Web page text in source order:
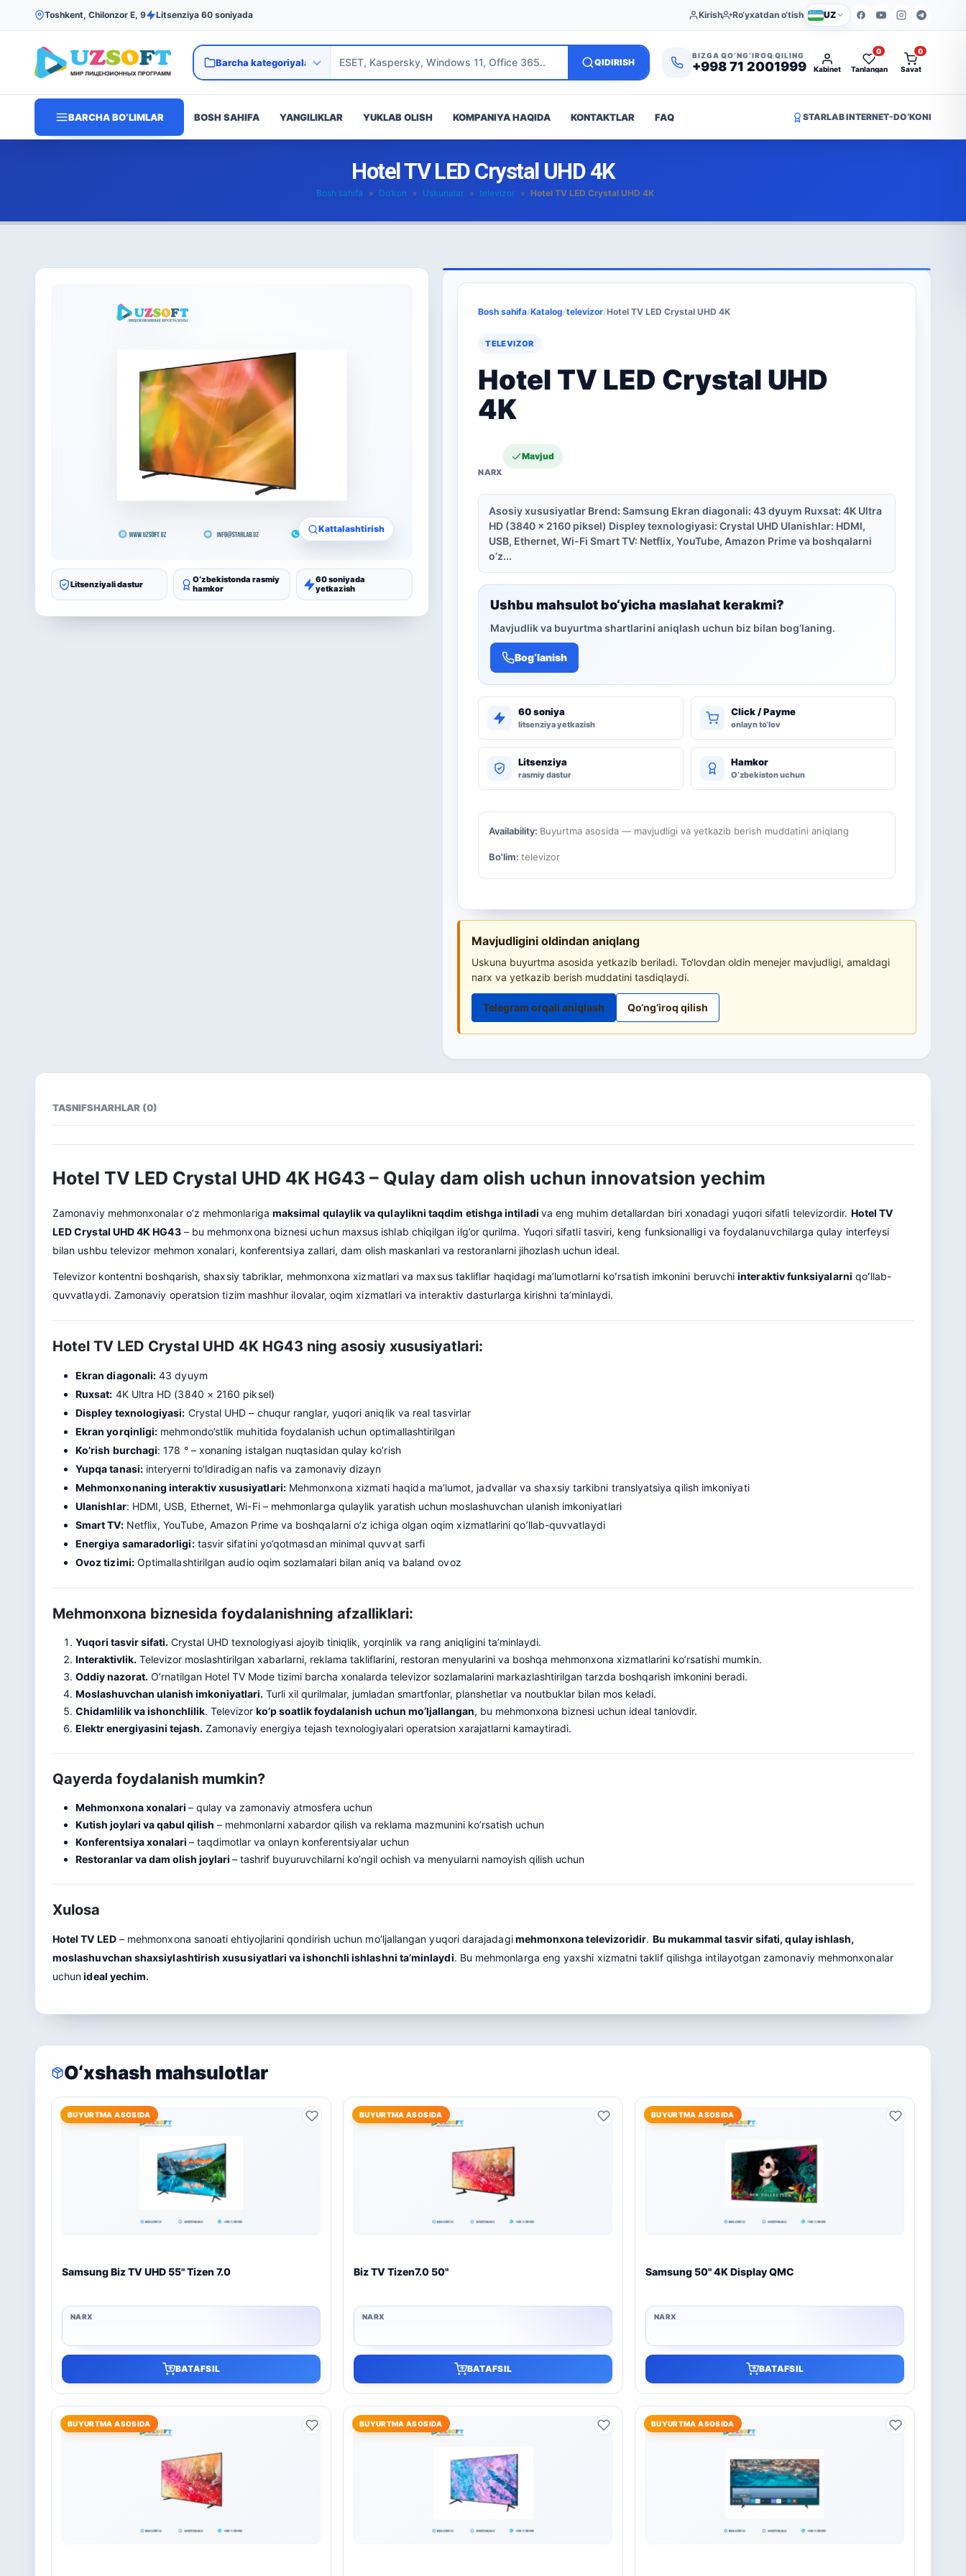
Toshkent, Chilonzor E, 9 Litsenziya 60 soniyada Kirish Ro‘yxatdan o‘tish UZ
QIDIRISH
BIZGA QO‘NG‘IROQ QILING
+998 71 2001999 Kabinet Tanlangan
0
Savat
0
BARCHA BO‘LIMLAR BOSH SAHIFA YANGILIKLAR YUKLAB OLISH KOMPANIYA HAQIDA KONTAKTLAR FAQ STARLAB INTERNET-DO‘KONI
Hotel TV LED Crystal UHD 4K
Bosh sahifa » Do’kon » Uskunalar » televizor » Hotel TV LED Crystal UHD 4K
Kattalashtirish
Litsenziyali dastur
Oʻzbekistonda rasmiy
hamkor
60 soniyada
yetkazish
Bosh sahifa/Katalog/televizor/Hotel TV LED Crystal UHD 4K
TELEVIZOR
Hotel TV LED Crystal UHD
4K
Mavjud
Asosiy xususiyatlar Brend: Samsung Ekran diagonali: 43 dyuym Ruxsat: 4K Ultra
HD (3840 × 2160 piksel) Displey texnologiyasi: Crystal UHD Ulanishlar: HDMI,
USB, Ethernet, Wi-Fi Smart TV: Netflix, YouTube, Amazon Prime va boshqalarni
o’z...
Ushbu mahsulot bo‘yicha maslahat kerakmi?
Mavjudlik va buyurtma shartlarini aniqlash uchun biz bilan bog‘laning.
Bog‘lanish
60 soniya
litsenziya yetkazish
Click / Payme
onlayn to‘lov
Litsenziya
rasmiy dastur
Hamkor
O‘zbekiston uchun
Availability: Buyurtma asosida — mavjudligi va yetkazib berish muddatini aniqlang
Bo'lim:televizor
Mavjudligini oldindan aniqlang
Uskuna buyurtma asosida yetkazib beriladi. To‘lovdan oldin menejer mavjudligi, amaldagi
narx va yetkazib berish muddatini tasdiqlaydi.
Telegram orqali aniqlash Qo‘ng‘iroq qilish
TASNIFSHARHLAR (0)
Hotel TV LED Crystal UHD 4K HG43 – Qulay dam olish uchun innovatsion yechim
Zamonaviy mehmonxonalar o’z mehmonlariga maksimal qulaylik va qulaylikni taqdim etishga intiladi va eng muhim detallardan biri xonadagi yuqori sifatli televizordir. Hotel TV
LED Crystal UHD 4K HG43– bu mehmonxona biznesi uchun maxsus ishlab chiqilgan ilg’or qurilma. Yuqori sifatli tasviri, keng funksionalligi va foydalanuvchilarga qulay interfeysi
bilan ushbu televizor mehmon xonalari, konferentsiya zallari, dam olish maskanlari va restoranlarni jihozlash uchun ideal.
Televizor kontentni boshqarish, shaxsiy tabriklar, mehmonxona xizmatlari va maxsus takliflar haqidagi maʼlumotlarni koʻrsatish imkonini beruvchiinteraktiv funksiyalarni qoʻllab-
quvvatlaydi. Zamonaviy operatsion tizim mashhur ilovalar, oqim xizmatlari va interaktiv dasturlarga kirishni ta’minlaydi.
Hotel TV LED Crystal UHD 4K HG43 ning asosiy xususiyatlari:
Ekran diagonali: 43 dyuym
Ruxsat: 4K Ultra HD (3840 × 2160 piksel)
Displey texnologiyasi: Crystal UHD – chuqur ranglar, yuqori aniqlik va real tasvirlar
Ekran yorqinligi: mehmondo’stlik muhitida foydalanish uchun optimallashtirilgan
Ko’rish burchagi: 178 ° – xonaning istalgan nuqtasidan qulay ko’rish
Yupqa tanasi:interyerni to’ldiradigan nafis va zamonaviy dizayn
Mehmonxonaning interaktiv xususiyatlari:Mehmonxona xizmati haqida ma’lumot, jadvallar va shaxsiy tarkibni translyatsiya qilish imkoniyati
Ulanishlar: HDMI, USB, Ethernet, Wi-Fi – mehmonlarga qulaylik yaratish uchun moslashuvchan ulanish imkoniyatlari
Smart TV:Netflix, YouTube, Amazon Prime va boshqalarni o’z ichiga olgan oqim xizmatlarini qo’llab-quvvatlaydi
Energiya samaradorligi:tasvir sifatini yo’qotmasdan minimal quvvat sarfi
Ovoz tizimi:Optimallashtirilgan audio oqim sozlamalari bilan aniq va baland ovoz
Mehmonxona biznesida foydalanishning afzalliklari:
Yuqori tasvir sifati. Crystal UHD texnologiyasi ajoyib tiniqlik, yorqinlik va rang aniqligini ta’minlaydi.
Interaktivlik. Televizor moslashtirilgan xabarlarni, reklama takliflarini, restoran menyularini va boshqa mehmonxona xizmatlarini ko’rsatishi mumkin.
Oddiy nazorat. O’rnatilgan Hotel TV Mode tizimi barcha xonalarda televizor sozlamalarini markazlashtirilgan tarzda boshqarish imkonini beradi.
Moslashuvchan ulanish imkoniyatlari. Turli xil qurilmalar, jumladan smartfonlar, planshetlar va noutbuklar bilan mos keladi.
Chidamlilik va ishonchlilik. Televizor ko’p soatlik foydalanish uchun mo’ljallangan, bu mehmonxona biznesi uchun ideal tanlovdir.
Elektr energiyasini tejash. Zamonaviy energiya tejash texnologiyalari operatsion xarajatlarni kamaytiradi.
Qayerda foydalanish mumkin?
Mehmonxona xonalari – qulay va zamonaviy atmosfera uchun
Kutish joylari va qabul qilish – mehmonlarni xabardor qilish va reklama mazmunini ko’rsatish uchun
Konferentsiya xonalari – taqdimotlar va onlayn konferentsiyalar uchun
Restoranlar va dam olish joylari – tashrif buyuruvchilarni ko’ngil ochish va menyularni namoyish qilish uchun
Xulosa
Hotel TV LED– mehmonxona sanoati ehtiyojlarini qondirish uchun mo’ljallangan yuqori darajadagimehmonxona televizoridir. Bu mukammal tasvir sifati, qulay ishlash,
moslashuvchan shaxsiylashtirish xususiyatlari va ishonchli ishlashni ta’minlaydi. Bu mehmonlarga eng yaxshi xizmatni taklif qilishga intilayotgan zamonaviy mehmonxonalar
uchunideal yechim.
O‘xshash mahsulotlar
BUYURTMA ASOSIDA
Samsung Biz TV UHD 55" Tizen 7.0
BATAFSIL
BUYURTMA ASOSIDA
Biz TV Tizen7.0 50"
BATAFSIL
BUYURTMA ASOSIDA
Samsung 50" 4K Display QMC
BATAFSIL
BUYURTMA ASOSIDA BUYURTMA ASOSIDA BUYURTMA ASOSIDA